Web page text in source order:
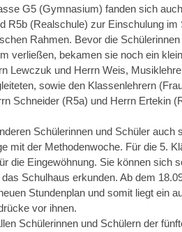
G5 (Gymnasium) fanden sich
R5b (Realschule) zur Einschulung
Rahmen. Bevor die
verließen, bekamen sie noch ein
Lewczuk und Herrn Weis,
sowie den Klassenlehrern
Schneider (R5a) und Herrn Ertekin
Schülerinnen und Schüler auch
mit der Methodenwoche. Für die 5.
die Eingewöhnung. Sie können sich
Schulhaus erkunden. Ab dem
Stundenplan und somit liegt ein
vor ihnen.
Schülerinnen und Schülern der